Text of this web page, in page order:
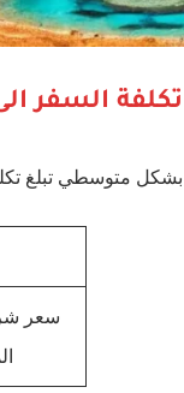
تكلفة السفر
بشكل متوسطي تبلغ تكلفة السفر الى
سعر